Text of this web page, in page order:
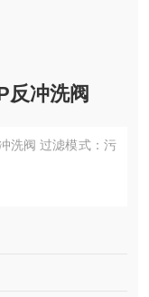
反冲洗阀
式：污